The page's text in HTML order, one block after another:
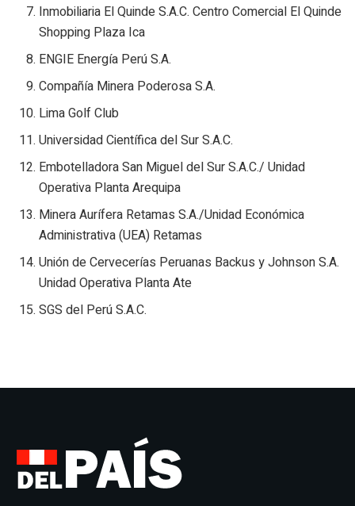
Inmobiliaria El Quinde S.A.C. Centro Comercial El Quinde
Shopping Plaza Ica
ENGIE Energía Perú S.A.
Compañía Minera Poderosa S.A.
Lima Golf Club
Universidad Científica del Sur S.A.C.
Embotelladora San Miguel del Sur S.A.C./ Unidad
Operativa Planta Arequipa
Minera Aurífera Retamas S.A./Unidad Económica
Administrativa (UEA) Retamas
Unión de Cervecerías Peruanas Backus y Johnson S.A.
Unidad Operativa Planta Ate
SGS del Perú S.A.C.